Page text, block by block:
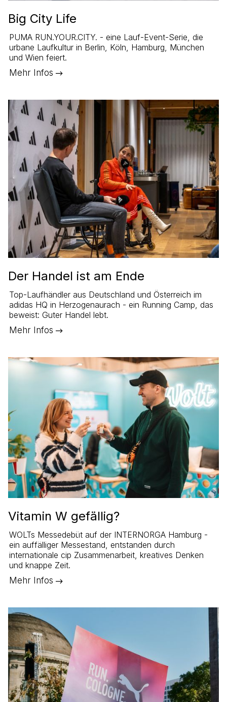
Big City Life
PUMA RUN.YOUR.CITY. - eine Lauf-Event-Serie, die
urbane Laufkultur in Berlin, Köln, Hamburg, München
und Wien feiert.
Mehr Infos
Der Handel ist am Ende
Top-Laufhändler aus Deutschland und Österreich im
adidas HQ in Herzogenaurach - ein Running Camp, das
beweist: Guter Handel lebt.
Mehr Infos
Vitamin W gefällig?
WOLTs Messedebüt auf der INTERNORGA Hamburg -
ein auffälliger Messestand, entstanden durch
internationale cip Zusammenarbeit, kreatives Denken
und knappe Zeit.
Mehr Infos